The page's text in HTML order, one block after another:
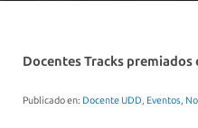
Docentes Tracks
Publicado en: Docente UDD, Eventos,